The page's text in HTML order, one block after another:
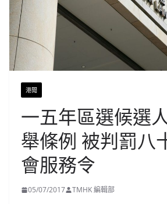
港聞
一五年區選候選
舉條例 被判罰八
會服務令
05/07/2017 TMHK 編輯部